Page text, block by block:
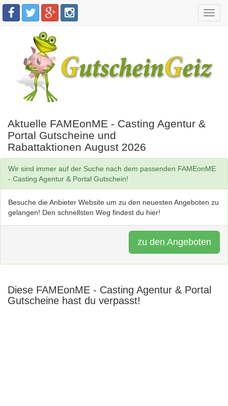
Aktuelle FAMEonME - Casting Agentur &
Portal Gutscheine und
Rabattaktionen August 2026
Wir sind immer auf der Suche nach dem passenden FAMEonME
- Casting Agentur & Portal Gutschein!
Besuche die Anbieter Website um zu den neuesten Angeboten zu
gelangen! Den schnellsten Weg findest du hier!
zu den Angeboten
Diese FAMEonME - Casting Agentur & Portal
Gutscheine hast du verpasst!